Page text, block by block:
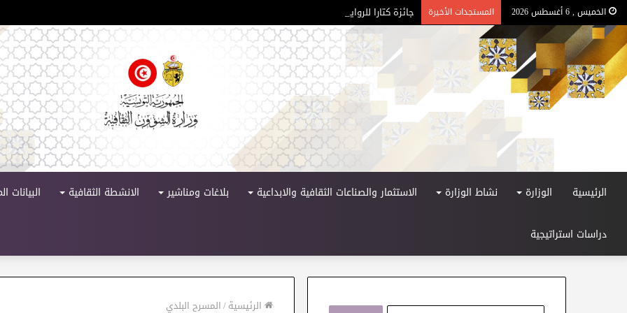
الخميس , 6 أغسطس 2026 المستجدات الأخيرة جائزة كتارا للرواية العربية – الدورة 11
الرئيسية الوزارة نشاط الوزارة الاستثمار والصناعات الثقافية والابداعية بلاغات ومناشير الانشطة الثقافية البيانات
دراسات استراتيجية
الرئيسية/المسرح البلدي